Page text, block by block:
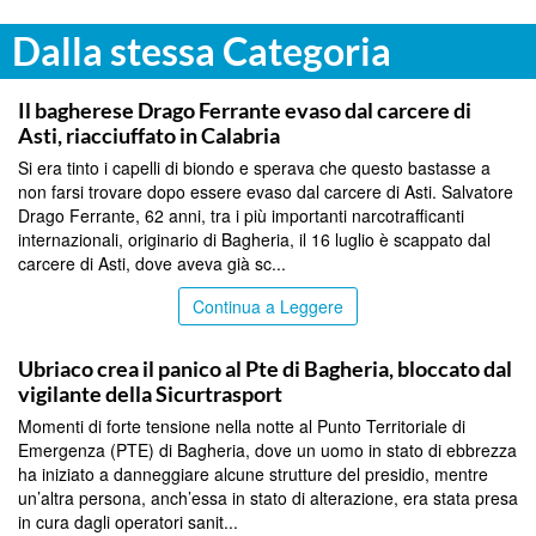
Dalla stessa Categoria
PALERMO
Il bagherese Drago Ferrante evaso dal carcere di
Asti, riacciuffato in Calabria
Si era tinto i capelli di biondo e sperava che questo bastasse a
non farsi trovare dopo essere evaso dal carcere di Asti. Salvatore
Drago Ferrante, 62 anni, tra i più importanti narcotrafficanti
internazionali, originario di Bagheria, il 16 luglio è scappato dal
carcere di Asti, dove aveva già sc...
Continua a Leggere
Ubriaco crea il panico al Pte di Bagheria, bloccato dal
vigilante della Sicurtrasport
Momenti di forte tensione nella notte al Punto Territoriale di
Emergenza (PTE) di Bagheria, dove un uomo in stato di ebbrezza
ha iniziato a danneggiare alcune strutture del presidio, mentre
un’altra persona, anch’essa in stato di alterazione, era stata presa
in cura dagli operatori sanit...